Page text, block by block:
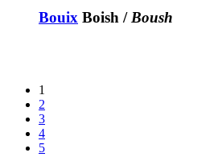
Bouix Boish / Boush
1
2
3
4
5